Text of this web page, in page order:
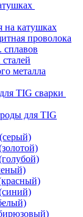
на катушках
проволока
металла
TIG сварки
для TIG